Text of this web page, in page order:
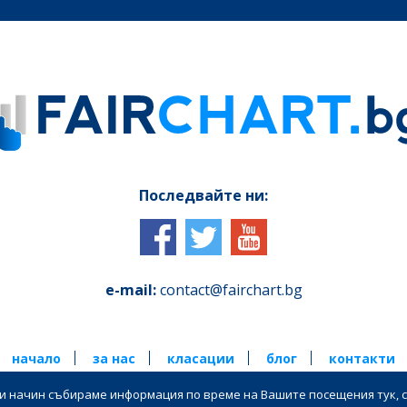
Последвайте ни:
e-mail:contact@fairchart.bg
начало за нас класации блог контакти
начин събираме информация по време на Вашите посещения тук,